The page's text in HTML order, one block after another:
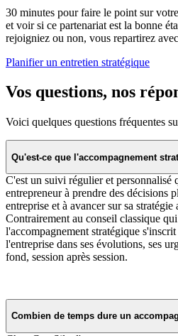
30 minutes pour faire le point sur
et voir si ce partenariat est la bonne
rejoigniez ou non, vous repartirez
Planifier un entretien stratégique
Vos questions, nos
Voici quelques questions fréquentes
Qu'est-ce que l'accompagnement
C'est un suivi régulier et personnalisé
entrepreneur à prendre des décisions
entreprise et à avancer sur sa
Contrairement au conseil classique
l'accompagnement stratégique
l'entreprise dans ses évolutions, ses
fond, session après session.
Combien de temps dure un